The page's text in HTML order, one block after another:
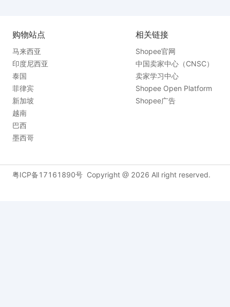
购物站点
马来西亚
印度尼西亚
泰国
菲律宾
新加坡
越南
巴西
墨西哥
相关链接
Shopee官网
中国卖家中心（CNSC）
卖家学习中心
Shopee Open Platform
Shopee广告
粤ICP备17161890号 Copyright @ 2026 All right reserved.